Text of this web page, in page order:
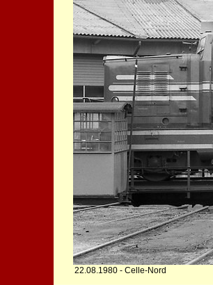
22.08.1980 - Celle-Nord